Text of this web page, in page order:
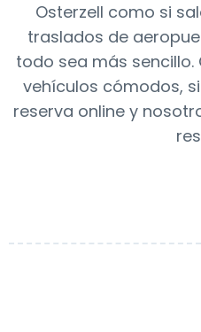
Osterzell como si
traslados de
todo sea más
vehículos cómodos,
reserva online y